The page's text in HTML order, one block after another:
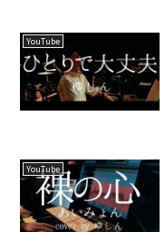
YouTube
YouTube